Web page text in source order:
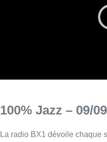
La radio BX1 dévoile chaque
compositions jazz venues de